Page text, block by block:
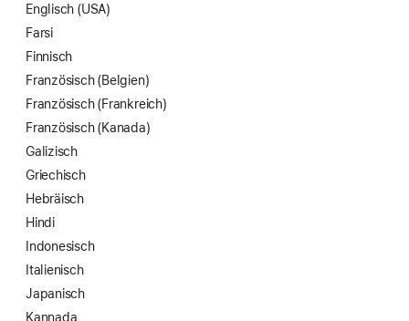
Englisch (USA)
Farsi
Finnisch
Französisch (Belgien)
Französisch (Frankreich)
Französisch (Kanada)
Galizisch
Griechisch
Hebräisch
Hindi
Indonesisch
Italienisch
Japanisch
Kannada